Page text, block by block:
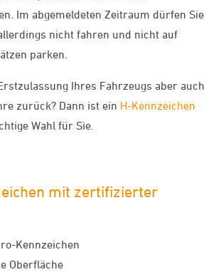
Im abgemeldeten Zeitraum dürfen Sie
nicht fahren und nicht auf
parken.
Ihres Fahrzeugs aber auch
zurück? Dann ist ein H-Kennzeichen
Wahl für Sie.
mit zertifizierter
Kennzeichen
Oberfläche